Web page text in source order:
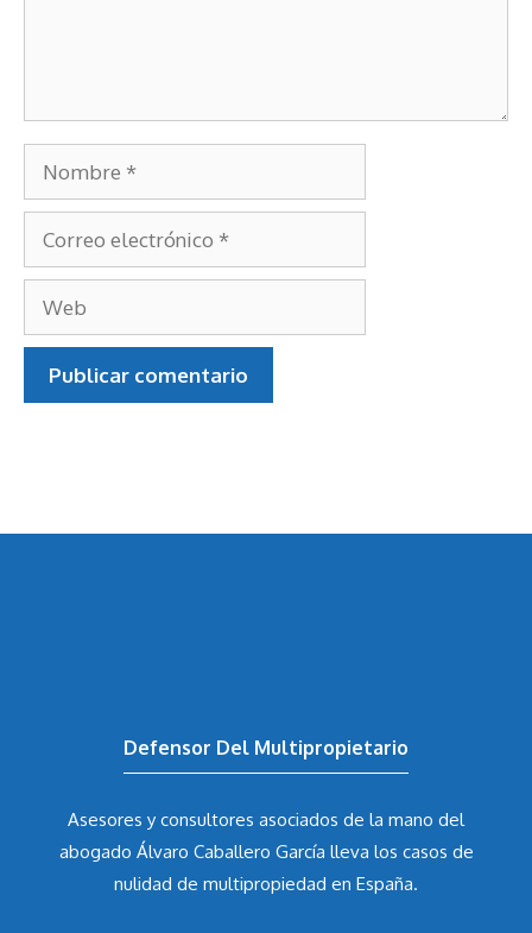
Nombre
Correo
electrónico
Web
Asesores y consultores asociados de la mano del
abogado Álvaro Caballero Garcíalleva los casos de